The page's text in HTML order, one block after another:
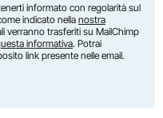
informato con regolarità sul
indicato nella nostra
verranno trasferiti su MailChimp
informativa. Potrai
link presente nelle email.